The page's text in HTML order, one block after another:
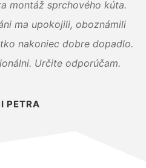
montáž sprchového kúta.
ma upokojili, oboznámili
nakoniec dobre dopadlo.
Určite odporúčam.
PETRA